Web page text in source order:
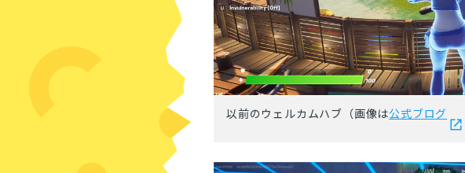
以前のウェルカムハブ（画像は公式ブログ